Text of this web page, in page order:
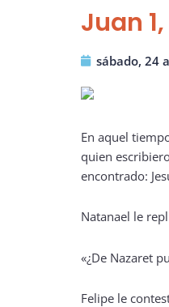
Juan
sábado, 24
En aquel
quien
encontrado:
Natanael le
«¿De Nazaret
Felipe le